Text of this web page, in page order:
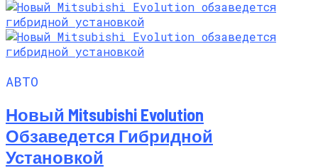
АВТО
Новый Mitsubishi Evolution
Обзаведется Гибридной
Установкой